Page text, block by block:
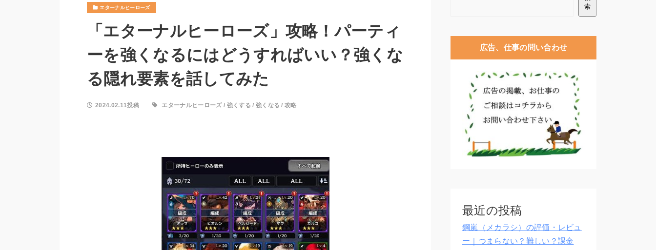
エターナルヒーローズ
「エターナルヒーローズ」攻略！パーティ
ーを強くなるにはどうすればいい？強くな
る隠れ要素を話してみた
2024.02.11投稿 エターナルヒーローズ/ 強くする / 強くなる /攻略
索
広告、仕事の問い合わせ
最近の投稿
鋼嵐（メカラシ）の評価・レビュ
ー｜つまらない？難しい？課金